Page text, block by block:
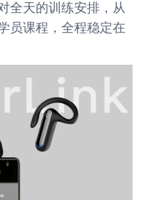
全天的训练安排，从
员课程，全程稳定在